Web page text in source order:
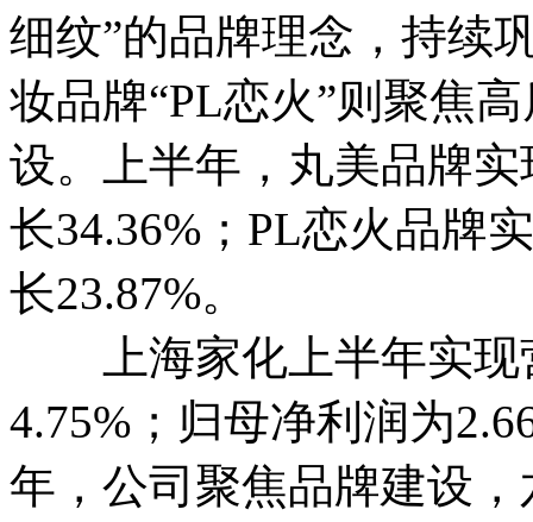
细纹”的品牌理念，持续
妆品牌“PL恋火”则聚焦
设。上半年，丸美品牌
长34.36%；PL恋火品牌
长23.87%。
上海家化上半年实现
4.75%；归母净利润为
年，公司聚焦品牌建设